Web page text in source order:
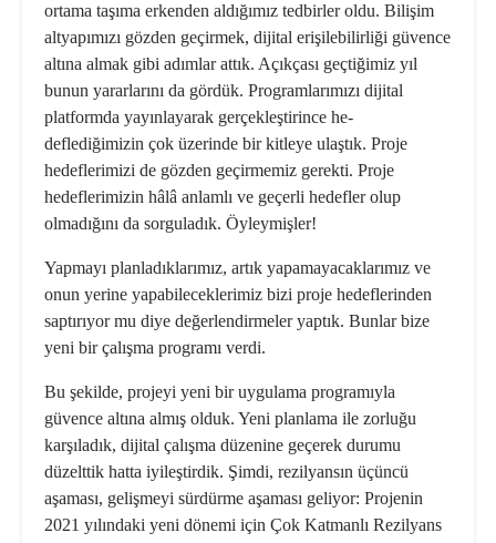
ortama taşıma erkenden aldığımız tedbirler oldu. Bilişim
altyapımızı gözden geçirmek, dijital erişilebilirliği güvence
altına almak gibi adımlar attık. Açıkçası geçtiğimiz yıl
bunun yararlarını da gördük. Programlarımızı dijital
platformda yayınlayarak gerçekleştirince he-
deflediğimizin çok üzerinde bir kitleye ulaştık. Proje
hedeflerimizi de gözden geçirmemiz gerekti. Proje
hedeflerimizin hâlâ anlamlı ve geçerli hedefler olup
olmadığını da sorguladık. Öyleymişler!
Yapmayı planladıklarımız, artık yapamayacaklarımız ve
onun yerine yapabileceklerimiz bizi proje hedeflerinden
saptırıyor mu diye değerlendirmeler yaptık. Bunlar bize
yeni bir çalışma programı verdi.
Bu şekilde, projeyi yeni bir uygulama programıyla
güvence altına almış olduk. Yeni planlama ile zorluğu
karşıladık, dijital çalışma düzenine geçerek durumu
düzelttik hatta iyileştirdik. Şimdi, rezilyansın üçüncü
aşaması, gelişmeyi sürdürme aşaması geliyor: Projenin
2021 yılındaki yeni dönemi için Çok Katmanlı Rezilyans